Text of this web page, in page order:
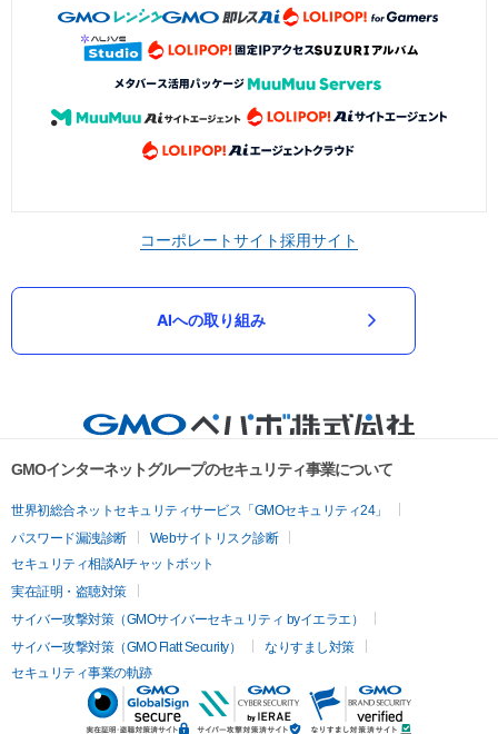
コーポレートサイト採用サイト
AIへの取り組み
GMOインターネットグループのセキュリティ事業について
世界初総合ネットセキュリティサービス「GMOセキュリティ24」
パスワード漏洩診断
Webサイトリスク診断
セキュリティ相談AIチャットボット
実在証明・盗聴対策
サイバー攻撃対策（GMOサイバーセキュリティ byイエラエ）
サイバー攻撃対策（GMO Flatt Security）
なりすまし対策
セキュリティ事業の軌跡